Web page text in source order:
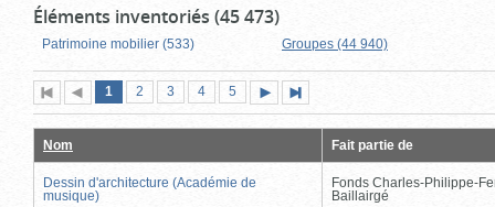
Éléments inventoriés (45 473)
Patrimoine mobilier (533) Groupes (44 940)
Première
page
Page
précédente
Page
1 (page
actuelle)
Page
2 Page
3 Page
4 Page
5
suivante
page
Nom Fait partie de
Dessin d'architecture (Académie de
musique)
Fonds Charles-Philippe-
Baillairgé